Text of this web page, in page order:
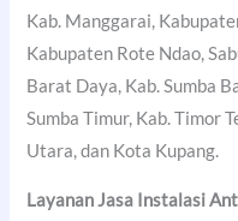
Kab. Manggarai,
Kabupaten Rote Ndao,
Barat Daya, Kab. Sumba
Sumba Timur, Kab. Timor
Utara, dan Kota Kupang.
Layanan Jasa Instalasi